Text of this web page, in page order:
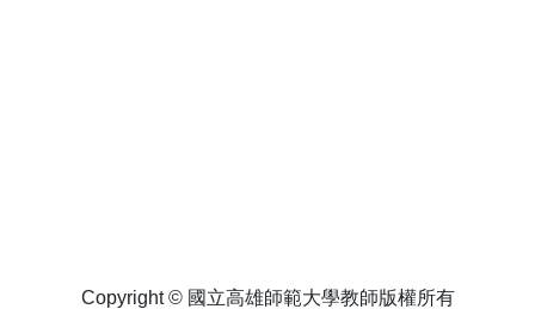
Copyright © 國立高雄師範大學教師版權所有